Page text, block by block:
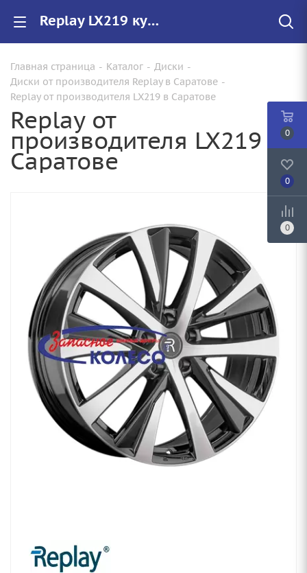
Replay LX219 купить в Саратове, низкие цены на автомобильные диски
Главная страница - Каталог - Диски -
Диски от производителя Replay в Саратове -
Replay от производителя LX219 в Саратове
Replay от
производителя LX219 в
Саратове
0
0
0